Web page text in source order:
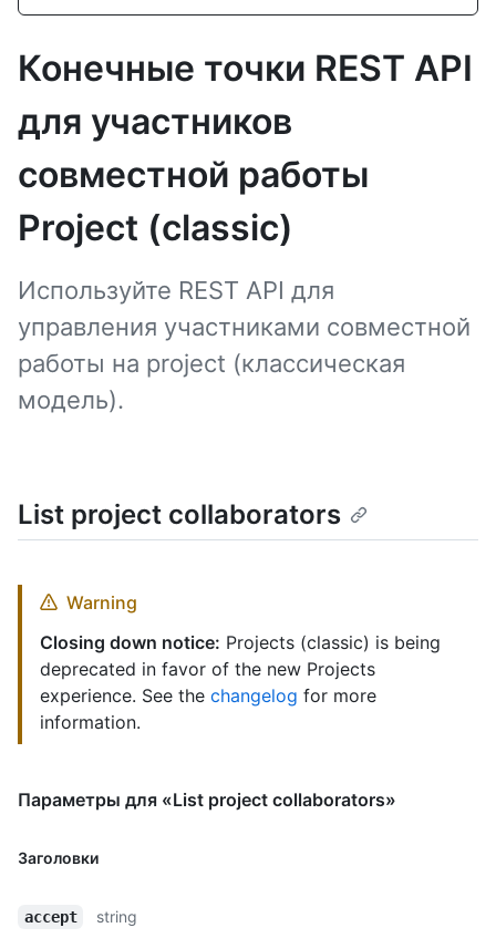
Конечные точки REST API
для участников
совместной работы
Project (classic)
Используйте REST API для
управления участниками совместной
работы на project (классическая
модель).
List project collaborators
Warning
Closing down notice: Projects (classic) is being
deprecated in favor of the new Projects
experience. See the changelog for more
information.
Параметры для «List project collaborators»
Заголовки
accept
string